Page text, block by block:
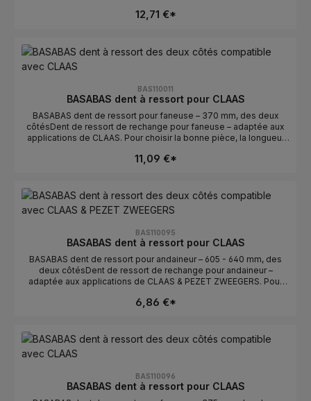
rapide en cas de dents usées ou cassées.Données
sélectionComparer avec l’ancienne pièce : la longueur et la
courbure/l’orientation doivent correspondre.Vérifier
gauche/droite : droite détermine la position de
12,71 €*
BAS110011
BASABAS dent à ressort pour CLAAS
BASABAS dent de ressort pour faneuse – 370 mm, des deux
côtésDent de ressort de rechange pour faneuse – adaptée aux
applications de CLAAS. Pour choisir la bonne pièce, la longueur
rapide en cas de dents usées ou cassées.Données
sélectionComparer avec l’ancienne pièce : la longueur et la
courbure/l’orientation doivent correspondre.Vérifier
gauche/droite : des deux côtés détermine la position de
11,09 €*
BAS110095
BASABAS dent à ressort pour CLAAS
BASABAS dent de ressort pour andaineur – 605 - 640 mm, des
deux côtésDent de ressort de rechange pour andaineur –
adaptée aux applications de CLAAS & PEZET ZWEEGERS. Pour
déterminantes. Idéale pour un remplacement rapide en cas de
PEZET ZWEEGERSFabricant : BASABASConseils de
sélectionComparer avec l’ancienne pièce : la longueur et la
courbure/l’orientation doivent correspondre.Vérifier
montage.Numéros OE : se trouvent dans l’onglet Numéros OE.
6,86 €*
BAS110096
BASABAS dent à ressort pour CLAAS